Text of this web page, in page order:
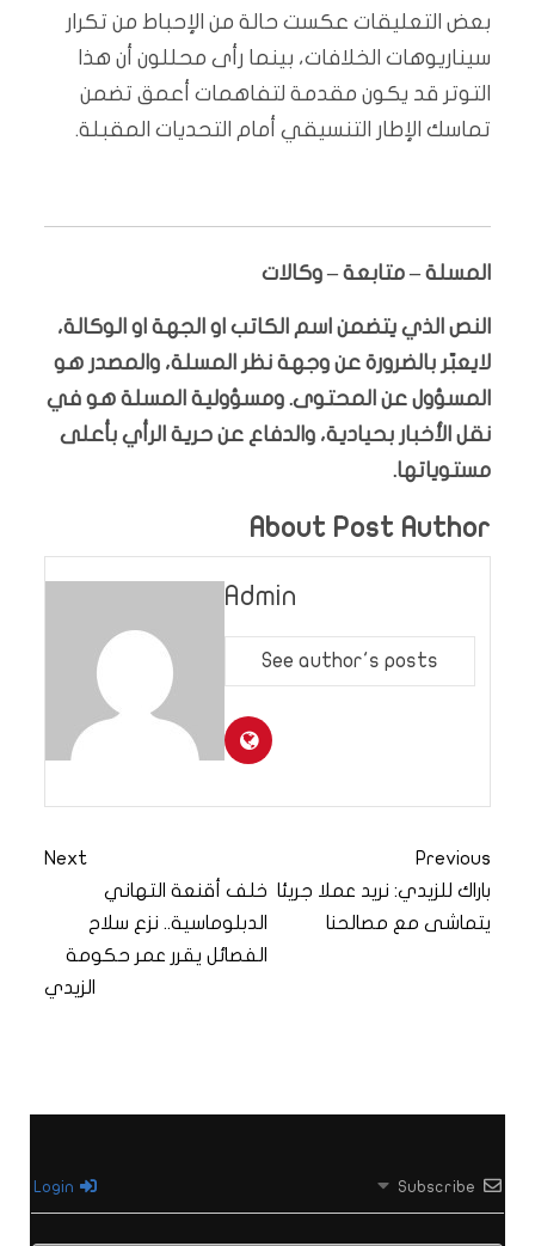
بعض التعليقات عكست حالة من الإحباط من تكرار
سيناريوهات الخلافات، بينما رأى محللون أن هذا
التوتر قد يكون مقدمة لتفاهمات أعمق تضمن
تماسك الإطار التنسيقي أمام التحديات المقبلة.
المسلة – متابعة – وكالات
النص الذي يتضمن اسم الكاتب او الجهة او الوكالة،
لايعبّر بالضرورة عن وجهة نظر المسلة، والمصدر هو
المسؤول عن المحتوى. ومسؤولية المسلة هو في
نقل الأخبار بحيادية، والدفاع عن حرية الرأي بأعلى
مستوياتها.
About Post Author
Admin
See author's posts
Previous
باراك للزيدي: نريد عملا جريئا
يتماشى مع مصالحنا
Next
خلف أقنعة التهاني
الدبلوماسية.. نزع سلاح
الفصائل يقرر عمر حكومة
الزيدي
Subscribe